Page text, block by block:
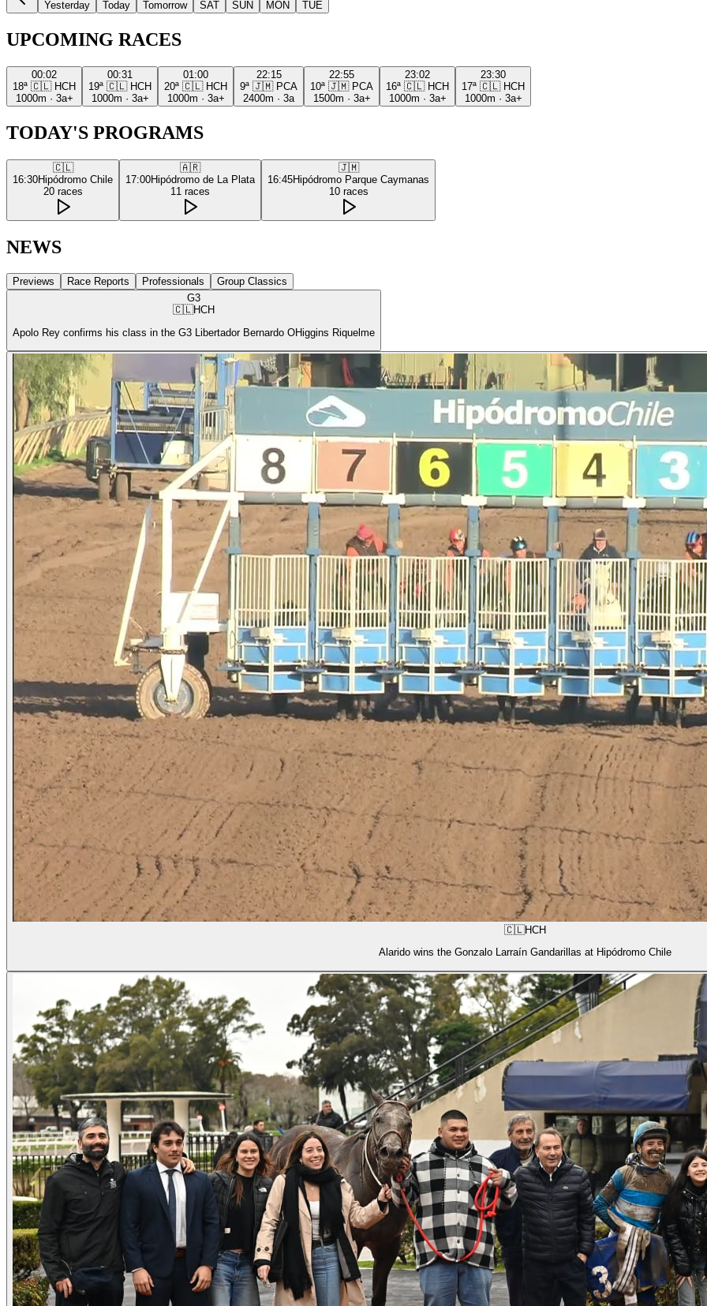
Yesterday Today Tomorrow SAT SUN MON TUE
UPCOMING RACES
00:02
18ª 🇨🇱 HCH
1000m · 3a+
00:31
19ª 🇨🇱 HCH
1000m · 3a+
01:00
20ª 🇨🇱 HCH
1000m · 3a+
22:15
9ª 🇯🇲 PCA
2400m · 3a
22:55
10ª 🇯🇲 PCA
1500m · 3a+
23:02
16ª 🇨🇱 HCH
1000m · 3a+
23:30
17ª 🇨🇱 HCH
1000m · 3a+
TODAY'S PROGRAMS
🇨🇱
16:30Hipódromo Chile
20 races
🇦🇷
17:00Hipódromo de La Plata
11 races
🇯🇲
16:45Hipódromo Parque Caymanas
10 races
NEWS
Previews Race Reports Professionals
Group Classics
G3
🇨🇱HCH
Apolo Rey confirms his class in the G3 Libertador Bernardo OHiggins Riquelme
🇨🇱HCH
Alarido wins the Gonzalo Larraín Gandarillas at Hipódromo Chile